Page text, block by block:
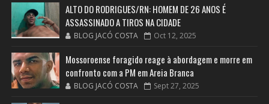
ALTO DO RODRIGUES/RN: HOMEM DE 26 ANOS É
ASSASSINADO A TIROS NA CIDADE
BLOG JACÓ COSTA Oct 12, 2025
Mossoroense foragido reage à abordagem e morre em
confronto com a PM em Areia Branca
BLOG JACÓ COSTA Sept 27, 2025